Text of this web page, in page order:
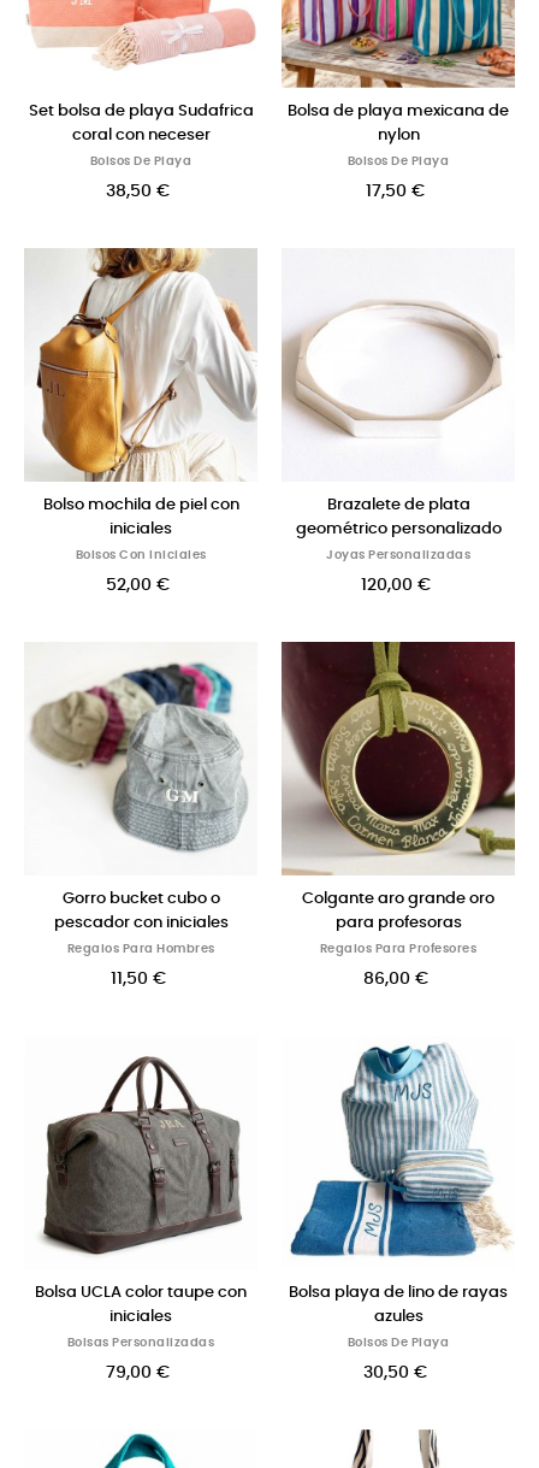
Set bolsa de playa Sudafrica
coral con neceser
Bolsos De Playa
38,50 €
Bolsa de playa mexicana de
nylon
Bolsos De Playa
17,50 €
Bolso mochila de piel con
iniciales
Bolsos Con Iniciales
52,00 €
Brazalete de plata
geométrico personalizado
Joyas Personalizadas
120,00 €
Gorro bucket cubo o
pescador con iniciales
Regalos Para Hombres
11,50 €
Colgante aro grande oro
para profesoras
Regalos Para Profesores
86,00 €
Bolsa UCLA color taupe con
iniciales
Bolsas Personalizadas
79,00 €
Bolsa playa de lino de rayas
azules
Bolsos De Playa
30,50 €